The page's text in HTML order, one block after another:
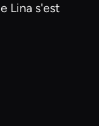
Lina s'est